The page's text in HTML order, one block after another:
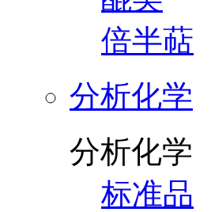
倍半萜
分析化学
分析化学
标准品